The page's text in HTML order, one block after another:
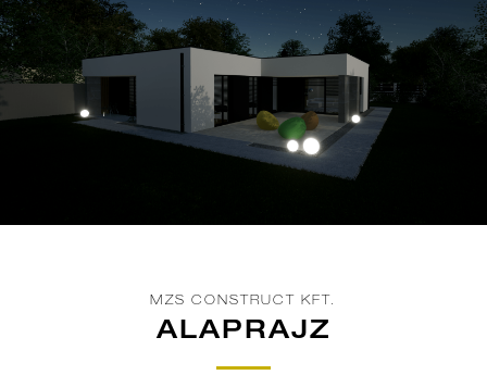
MZS CONSTRUCT KFT.
ALAPRAJZ